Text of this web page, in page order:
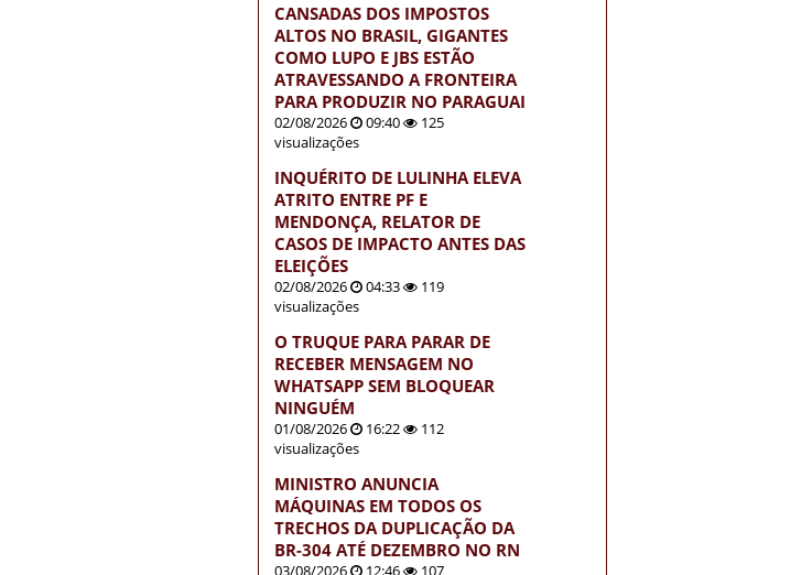
CANSADAS DOS IMPOSTOS
ALTOS NO BRASIL, GIGANTES
COMO LUPO E JBS ESTÃO
ATRAVESSANDO A FRONTEIRA
PARA PRODUZIR NO PARAGUAI
02/08/2026 09:40
125
visualizações
INQUÉRITO DE LULINHA ELEVA
ATRITO ENTRE PF E
MENDONÇA, RELATOR DE
CASOS DE IMPACTO ANTES DAS
ELEIÇÕES
02/08/2026 04:33
119
visualizações
O TRUQUE PARA PARAR DE
RECEBER MENSAGEM NO
WHATSAPP SEM BLOQUEAR
NINGUÉM
01/08/2026 16:22
112
visualizações
MINISTRO ANUNCIA
MÁQUINAS EM TODOS OS
TRECHOS DA DUPLICAÇÃO DA
BR-304 ATÉ DEZEMBRO NO RN
03/08/2026 12:46 107